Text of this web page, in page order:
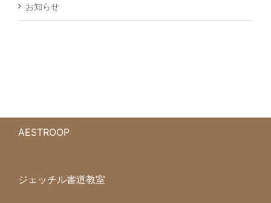
お知らせ
AESTROOP
ジェッチル書道教室